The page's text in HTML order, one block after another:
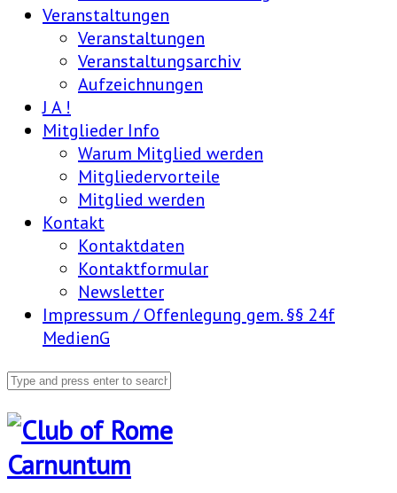
Veranstaltungen
Veranstaltungen
Veranstaltungsarchiv
Aufzeichnungen
J A !
Mitglieder Info
Warum Mitglied werden
Mitgliedervorteile
Mitglied werden
Kontakt
Kontaktdaten
Kontaktformular
Newsletter
Impressum / Offenlegung gem. §§ 24f
MedienG